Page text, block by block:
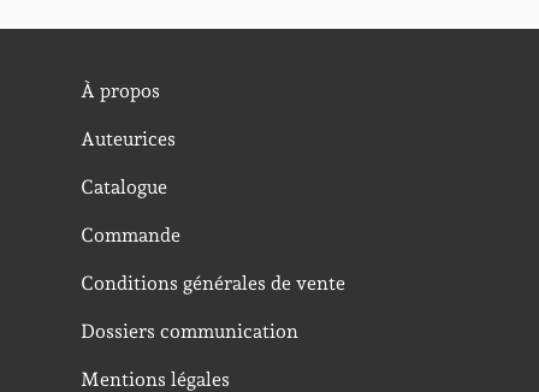
À propos
Auteurices
Catalogue
Commande
Conditions générales de vente
Dossiers communication
Mentions légales